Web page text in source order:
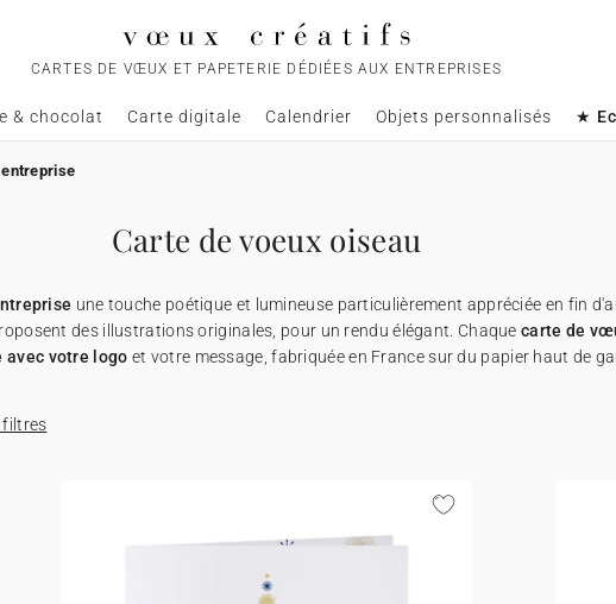
CARTES DE VŒUX ET PAPETERIE DÉDIÉES AUX ENTREPRISES
& chocolat Carte digitale Calendrier Objets personnalisés ★
Carte de voeux oiseau
une touche poétique et lumineuse particulièrement appréciée en fin
des illustrations originales, pour un rendu élégant. Chaquecarte de
avec votre logo et votre message, fabriquée en France sur du papier haut de
filtres